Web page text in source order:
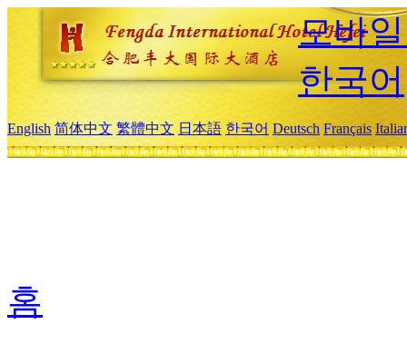
모바
한국어
English 简体中文 繁體中文 日本語 한국어 Deutsch Français
홈